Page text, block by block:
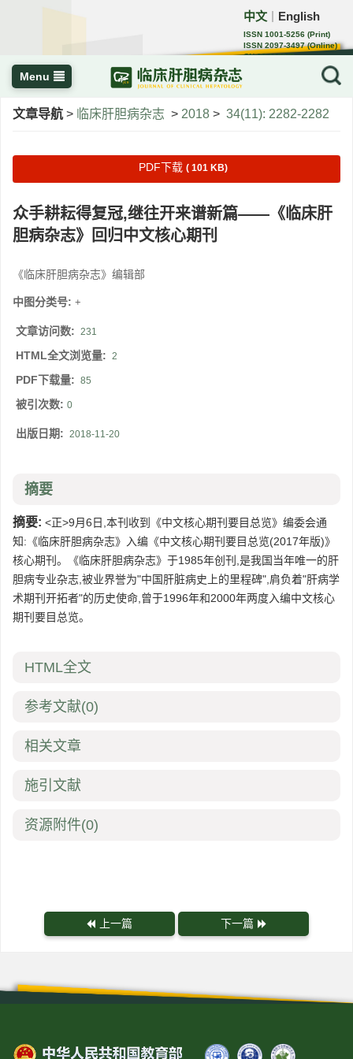
中文 English
ISSN 1001-5256 (Print)
ISSN 2097-3497 (Online)
CN 22-1108/R
Menu
文章导航 > 临床肝胆病杂志 > 2018 > 34(11): 2282-2282
PDF下载 ( 101 KB)
众手耕耘得复冠,继往开来谱新篇——《临床肝
胆病杂志》回归中文核心期刊
《临床肝胆病杂志》编辑部
中图分类号: +
文章访问数: 231
HTML全文浏览量: 2
PDF下载量: 85
被引次数: 0
出版日期: 2018-11-20
摘要
摘要: <正>9月6日,本刊收到《中文核心期刊要目总览》编委会通
知:《临床肝胆病杂志》入编《中文核心期刊要目总览(2017年版)》
核心期刊。《临床肝胆病杂志》于1985年创刊,是我国当年唯一的肝
胆病专业杂志,被业界誉为"中国肝脏病史上的里程碑",肩负着"肝病学
术期刊开拓者"的历史使命,曾于1996年和2000年两度入编中文核心
期刊要目总览。
HTML全文
参考文献(0)
相关文章
施引文献
资源附件(0)
上一篇 下一篇